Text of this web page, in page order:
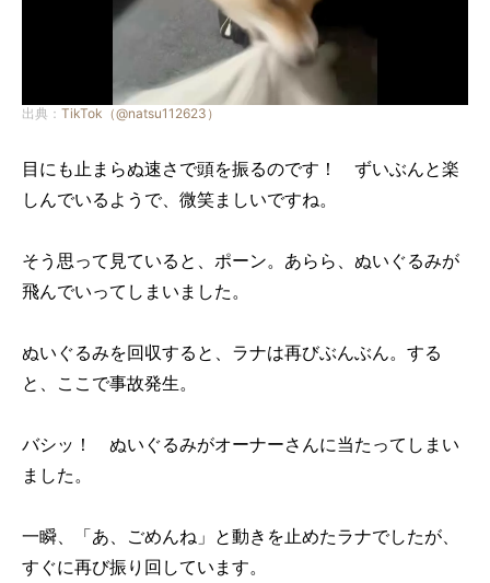
出典： TikTok（@natsu112623）
目にも止まらぬ速さで頭を振るのです！ ずいぶんと楽
しんでいるようで、微笑ましいですね。
そう思って見ていると、ポーン。あらら、ぬいぐるみが
飛んでいってしまいました。
ぬいぐるみを回収すると、ラナは再びぶんぶん。する
と、ここで事故発生。
バシッ！ ぬいぐるみがオーナーさんに当たってしまい
ました。
一瞬、「あ、ごめんね」と動きを止めたラナでしたが、
すぐに再び振り回しています。